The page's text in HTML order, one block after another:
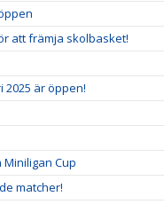
att främja skolbasket!
2025 är öppen!
Cup
matcher!